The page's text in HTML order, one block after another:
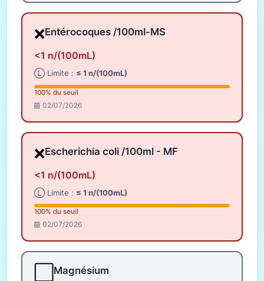
❌Entérocoques /100ml-MS
<1 n/(100mL)
Ⓛ Limite : ≤ 1 n/(100mL)
100% du seuil
02/07/2026
❌Escherichia coli /100ml - MF
<1 n/(100mL)
Ⓛ Limite : ≤ 1 n/(100mL)
100% du seuil
02/07/2026
Magnésium